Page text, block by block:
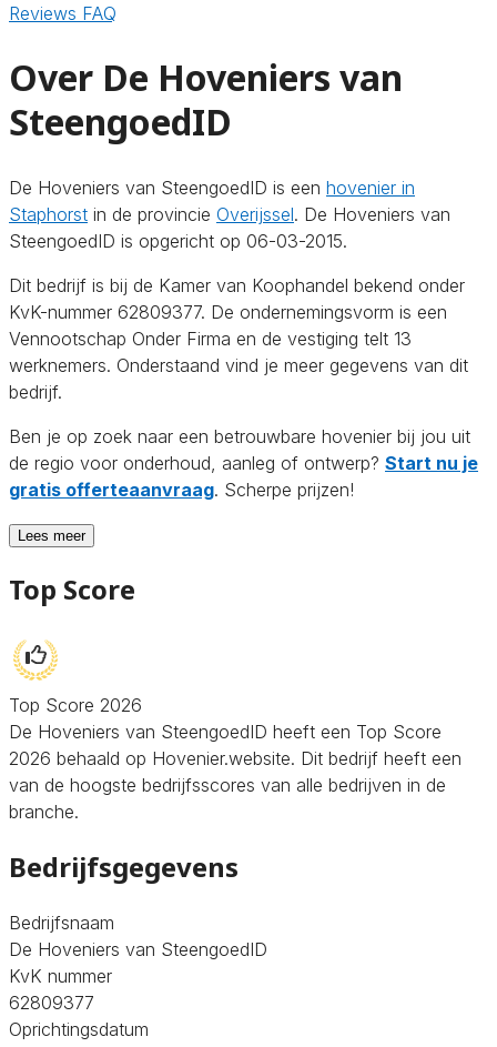
Reviews FAQ
Over De Hoveniers van
SteengoedID
De Hoveniers van SteengoedID is een hovenier in
Staphorst in de provincie Overijssel. De Hoveniers van
SteengoedID is opgericht op 06-03-2015.
Dit bedrijf is bij de Kamer van Koophandel bekend onder
KvK-nummer 62809377. De ondernemingsvorm is een
Vennootschap Onder Firma en de vestiging telt 13
werknemers. Onderstaand vind je meer gegevens van dit
bedrijf.
Ben je op zoek naar een betrouwbare hovenier bij jou uit
de regio voor onderhoud, aanleg of ontwerp? Start nu je
gratis offerteaanvraag. Scherpe prijzen!
Lees meer
Top Score
Top Score 2026
De Hoveniers van SteengoedID heeft een Top Score
2026 behaald op Hovenier.website. Dit bedrijf heeft een
van de hoogste bedrijfsscores van alle bedrijven in de
branche.
Bedrijfsgegevens
Bedrijfsnaam
De Hoveniers van SteengoedID
KvK nummer
62809377
Oprichtingsdatum